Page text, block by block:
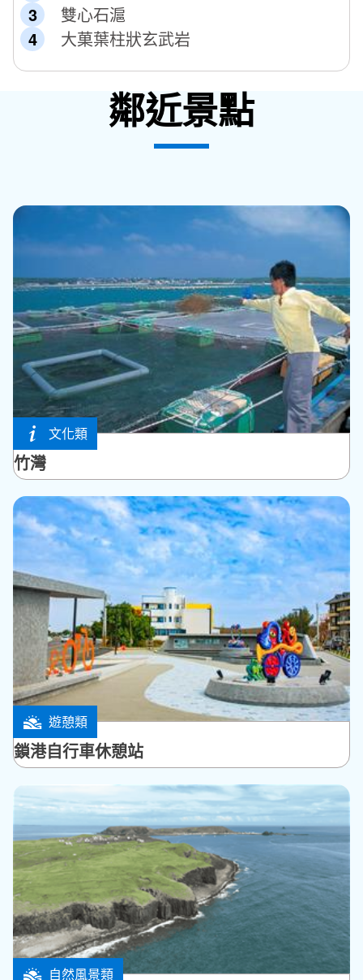
雙心石滬
大菓葉柱狀玄武岩
鄰近景點
文化類
西嶼鄉
竹灣
遊憩類
馬公市
鎖港自行車休憩站
自然風景類